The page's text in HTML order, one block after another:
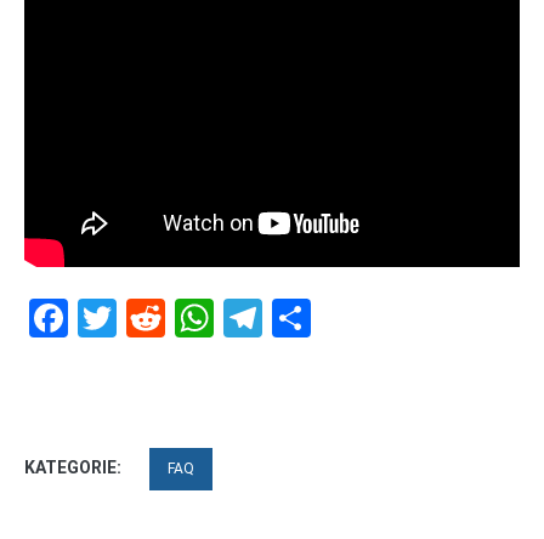
Facebook
Twitter
RedditWhatsApp
Telegram
KATEGORIE: FAQ